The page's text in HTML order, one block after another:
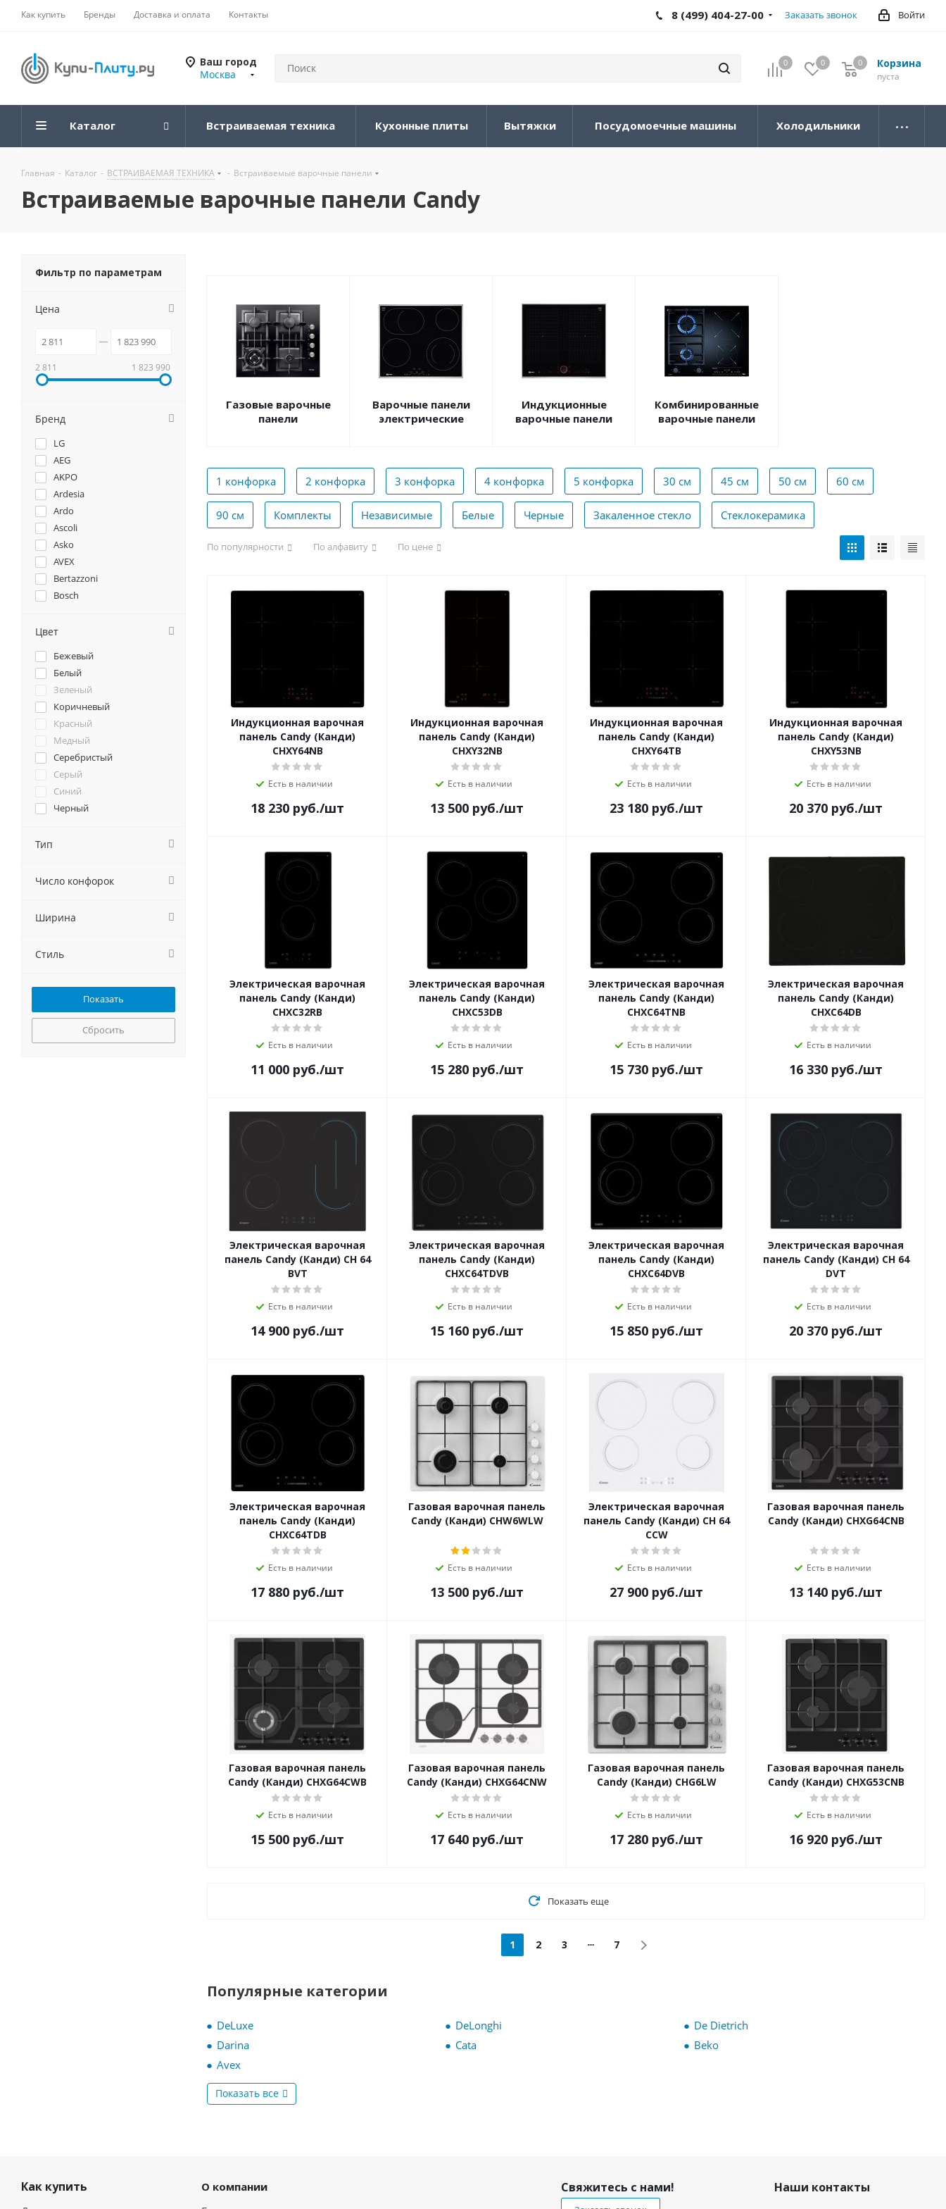
Как купить Бренды Доставка и оплата Контакты Войти
8 (499) 404-27-00 Заказать звонок
Ваш город
Москва
0 0 Корзина
0
пуста
0
Каталог Встраиваемая техника Кухонные плиты Вытяжки Посудомоечные машины Холодильники
Главная - Каталог - ВСТРАИВАЕМАЯ ТЕХНИКА - Встраиваемые варочные панели
Встраиваемые варочные панели Candy
Газовые варочные
панели
Варочные панели
электрические
Индукционные
варочные панели
Комбинированные
варочные панели
1 конфорка 2 конфорка 3 конфорка 4 конфорка 5 конфорка 30 см 45 см 50 см 60 см
90 см Комплекты Независимые Белые Черные Закаленное стекло Стеклокерамика
По популярности По алфавиту По цене
Индукционная варочная
панель Candy (Канди)
CHXY64NB
Есть в наличии
18 230 руб./шт
Индукционная варочная
панель Candy (Канди)
CHXY32NB
Есть в наличии
13 500 руб./шт
Индукционная варочная
панель Candy (Канди)
CHXY64TB
Есть в наличии
23 180 руб./шт
Индукционная варочная
панель Candy (Канди)
CHXY53NB
Есть в наличии
20 370 руб./шт
Электрическая варочная
панель Candy (Канди)
CHXC32RB
Есть в наличии
11 000 руб./шт
Электрическая варочная
панель Candy (Канди)
CHXC53DB
Есть в наличии
15 280 руб./шт
Электрическая варочная
панель Candy (Канди)
CHXC64TNB
Есть в наличии
15 730 руб./шт
Электрическая варочная
панель Candy (Канди)
CHXC64DB
Есть в наличии
16 330 руб./шт
Электрическая варочная
панель Candy (Канди) CH 64
BVT
Есть в наличии
14 900 руб./шт
Электрическая варочная
панель Candy (Канди)
CHXC64TDVB
Есть в наличии
15 160 руб./шт
Электрическая варочная
панель Candy (Канди)
CHXC64DVB
Есть в наличии
15 850 руб./шт
Электрическая варочная
панель Candy (Канди) CH 64
DVT
Есть в наличии
20 370 руб./шт
Электрическая варочная
панель Candy (Канди)
CHXC64TDB
Есть в наличии
17 880 руб./шт
Газовая варочная панель
Candy (Канди) CHW6WLW
Есть в наличии
13 500 руб./шт
Электрическая варочная
панель Candy (Канди) CH 64
CCW
Есть в наличии
27 900 руб./шт
Газовая варочная панель
Candy (Канди) CHXG64CNB
Есть в наличии
13 140 руб./шт
Газовая варочная панель
Candy (Канди) CHXG64CWB
Есть в наличии
15 500 руб./шт
Газовая варочная панель
Candy (Канди) CHXG64CNW
Есть в наличии
17 640 руб./шт
Газовая варочная панель
Candy (Канди) CHG6LW
Есть в наличии
17 280 руб./шт
Газовая варочная панель
Candy (Канди) CHXG53CNB
Есть в наличии
16 920 руб./шт
Показать еще
1 2 3 7
Популярные категории
DeLuxe DeLonghi
De Dietrich
Darina
Cata
Beko
Avex
Показать все
Фильтр по параметрам
Цена
2 811 1 823 990
Бренд
LG
AEG
AKPO
Ardesia
Ardo
Ascoli
Asko
AVEX
Bertazzoni
Bosch
Candy
Darina
De Dietrich
DeLonghi
DeLuxe
Delvento
Electrolux
Electronicsdeluxe
Elica
Evelux
EXITEQ
Fornelli
Franke
GEFEST
Gorenje
GRAUDE
Haier
HEBERMANN
Цвет
Бежевый
Белый
Зеленый
Коричневый
Красный
Медный
Серебристый
Серый
Синий
Черный
Тип
Число конфорок
Ширина
Стиль
Сбросить
Как купить
О компании
Свяжитесь с нами! Наши контакты